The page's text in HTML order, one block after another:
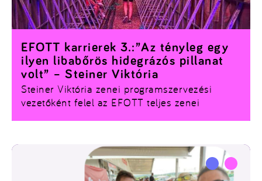
Steiner Viktória zenei programszervezési
vezetőként felel az EFOTT teljes zenei
EFOTT karrierek 3.:”Az tényleg egy
ilyen libabőrös hidegrázós pillanat
volt” – Steiner Viktória